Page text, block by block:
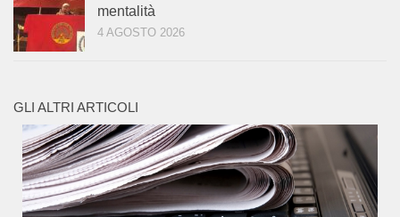
mentalità
4 AGOSTO 2026
GLI ALTRI ARTICOLI